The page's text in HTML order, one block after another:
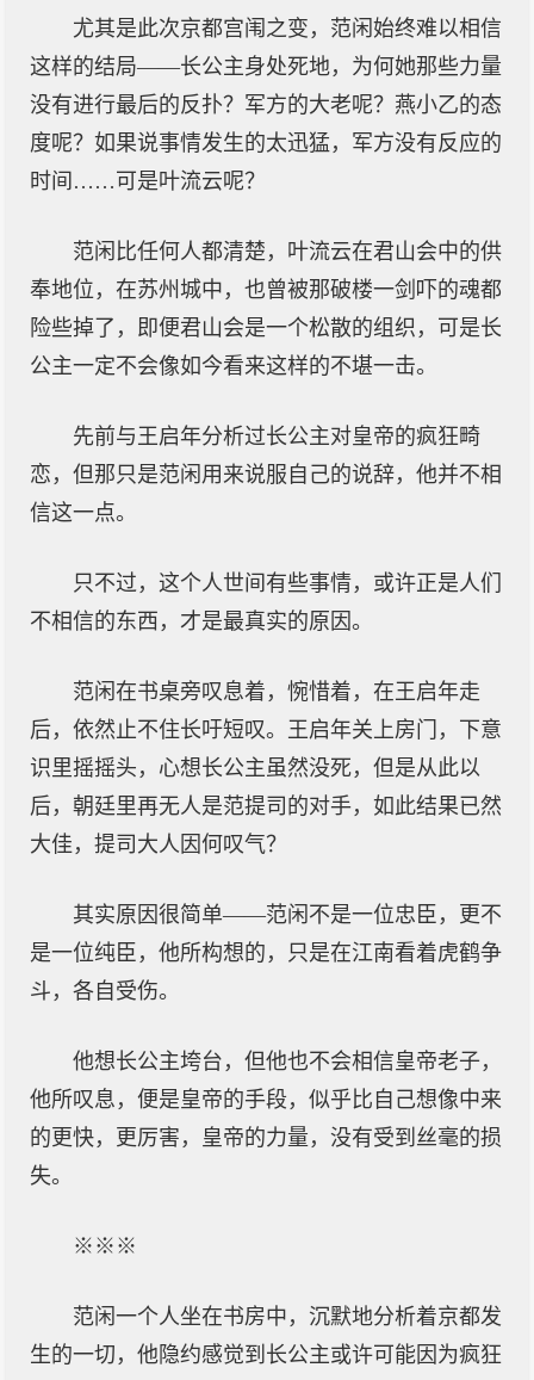
尤其是此次京都宫闱之变，范闲始终难以相信
这样的结局——长公主身处死地，为何她那些力量
没有进行最后的反扑？军方的大老呢？燕小乙的态
度呢？如果说事情发生的太迅猛，军方没有反应的
时间……可是叶流云呢？
范闲比任何人都清楚，叶流云在君山会中的供
奉地位，在苏州城中，也曾被那破楼一剑吓的魂都
险些掉了，即便君山会是一个松散的组织，可是长
公主一定不会像如今看来这样的不堪一击。
先前与王启年分析过长公主对皇帝的疯狂畸
恋，但那只是范闲用来说服自己的说辞，他并不相
信这一点。
只不过，这个人世间有些事情，或许正是人们
不相信的东西，才是最真实的原因。
范闲在书桌旁叹息着，惋惜着，在王启年走
后，依然止不住长吁短叹。王启年关上房门，下意
识里摇摇头，心想长公主虽然没死，但是从此以
后，朝廷里再无人是范提司的对手，如此结果已然
大佳，提司大人因何叹气？
其实原因很简单——范闲不是一位忠臣，更不
是一位纯臣，他所构想的，只是在江南看着虎鹤争
斗，各自受伤。
他想长公主垮台，但他也不会相信皇帝老子，
他所叹息，便是皇帝的手段，似乎比自己想像中来
的更快，更厉害，皇帝的力量，没有受到丝毫的损
失。
※※※
范闲一个人坐在书房中，沉默地分析着京都发
生的一切，他隐约感觉到长公主或许可能因为疯狂